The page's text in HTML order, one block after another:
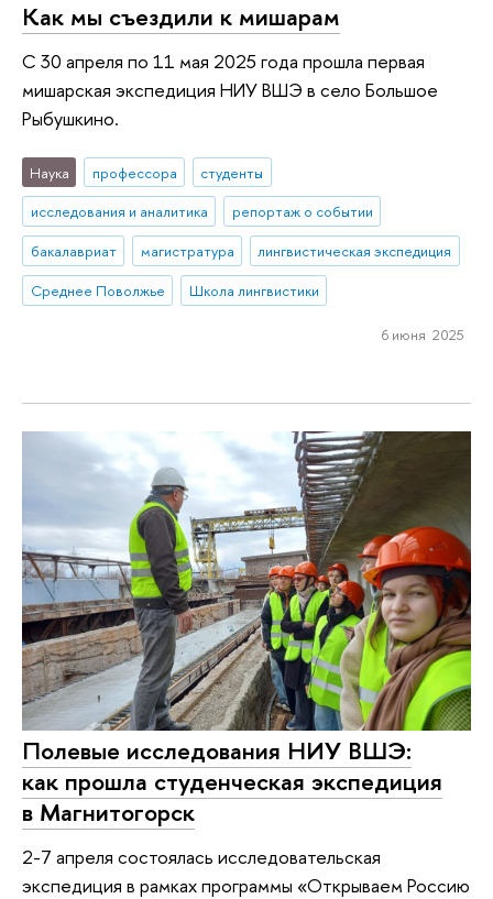
Как мы съездили к мишарам
С 30 апреля по 11 мая 2025 года прошла первая
мишарская экспедиция НИУ ВШЭ в село Большое
Рыбушкино.
Наука профессора
студенты
исследования и аналитика
репортаж о событии
бакалавриат
магистратура
лингвистическая экспедиция
Среднее Поволжье
Школа лингвистики
6 июня 2025
Полевые исследования НИУ ВШЭ:
как прошла студенческая экспедиция
в Магнитогорск
2-7 апреля состоялась исследовательская
экспедиция в рамках программы «Открываем Россию